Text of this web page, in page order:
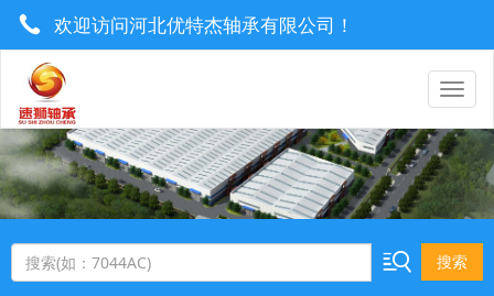
欢迎访问河北优特杰轴承有限公司！
0319-8577222 / 13930921506 utrgebearing@163.com
搜索